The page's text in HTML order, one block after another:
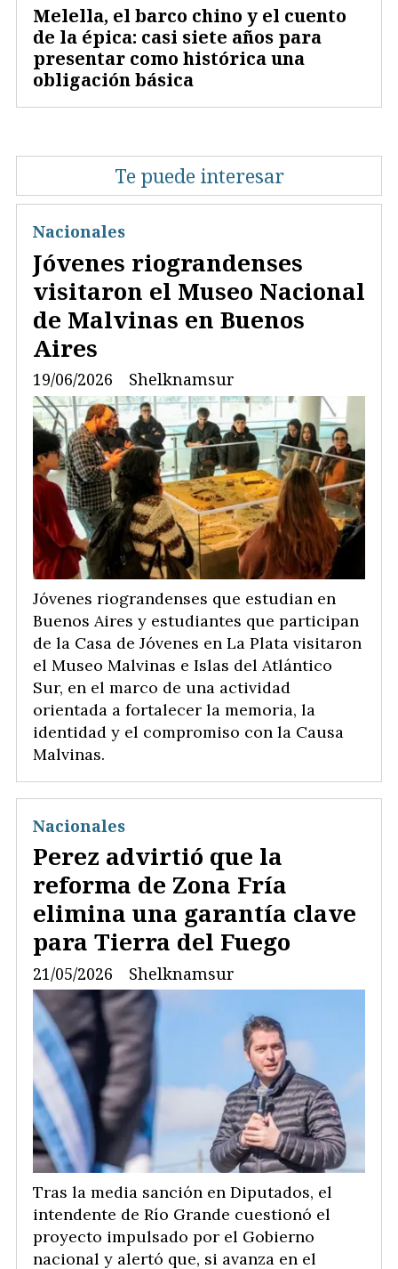
Melella, el barco chino y el cuento
de la épica: casi siete años para
presentar como histórica una
obligación básica
Te puede interesar
Jóvenes riograndenses
visitaron el Museo Nacional
de Malvinas en Buenos
Aires
Shelknamsur
Nacionales
19/06/2026
Jóvenes riograndenses que estudian en
Buenos Aires y estudiantes que participan
de la Casa de Jóvenes en La Plata visitaron
el Museo Malvinas e Islas del Atlántico
Sur, en el marco de una actividad
orientada a fortalecer la memoria, la
identidad y el compromiso con la Causa
Malvinas.
Perez advirtió que la
reforma de Zona Fría
elimina una garantía clave
para Tierra del Fuego
Shelknamsur
Nacionales
21/05/2026
Tras la media sanción en Diputados, el
intendente de Río Grande cuestionó el
proyecto impulsado por el Gobierno
nacional y alertó que, si avanza en el